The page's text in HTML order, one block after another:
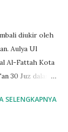
diukir oleh
Aulya Ul
Al-Fattah Kota
30 Juz dalam
Al-Izzah,
SELENGKAPNYA